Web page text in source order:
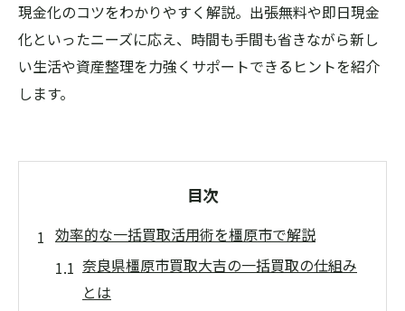
現金化のコツをわかりやすく解説。出張無料や即日現金
化といったニーズに応え、時間も手間も省きながら新し
い生活や資産整理を力強くサポートできるヒントを紹介
します。
目次
効率的な一括買取活用術を橿原市で解説
奈良県橿原市買取大吉の一括買取の仕組み
とは